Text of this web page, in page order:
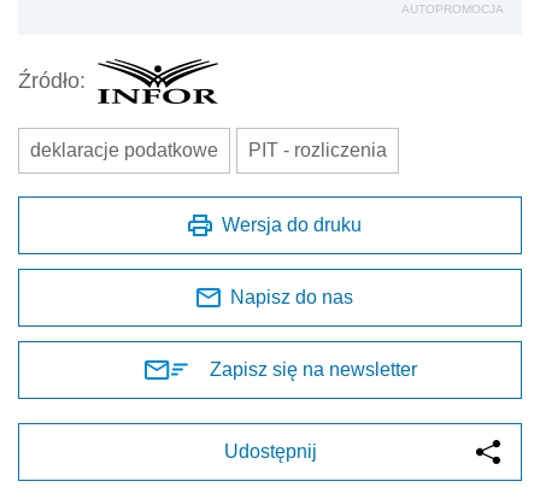
AUTOPROMOCJA
Źródło:
deklaracje podatkowe PIT - rozliczenia
Wersja do druku
Napisz do nas
Zapisz się na newsletter
Udostępnij